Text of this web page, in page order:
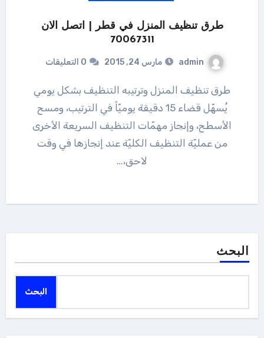
طرق تنظيف المنزل في قطر | اتصل الان
70067311
admin مارس 24, 2015 0 التعليقات
طرق تنظيف المنزل وترتيبه التنظيف بشكل يومي
يُسهّل قضاء 15 دقيقة يوميّاً في الترتيب، ومسح
الأسطح، وإنجاز مهمّات التنظيف السريعة الأخرى
من عمليّة التنظيف الكليّة عند إنجازها في وقت
لاحق،…
البحث
البحث